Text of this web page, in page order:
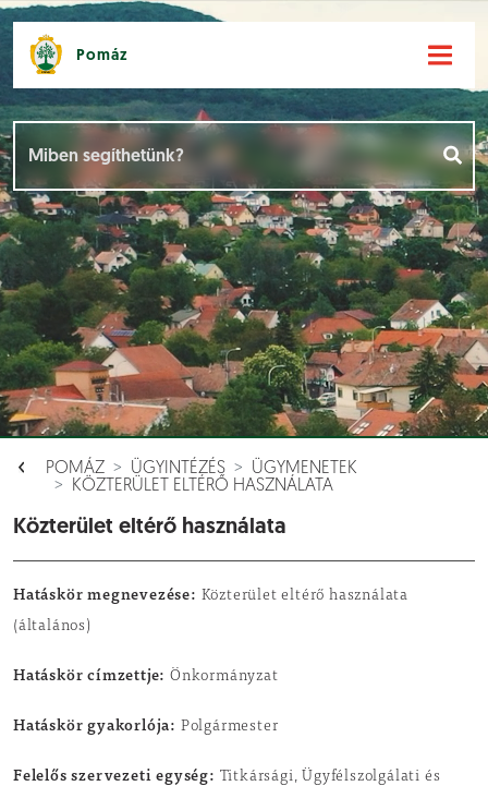
Pomáz
POMÁZ ÜGYINTÉZÉS
ÜGYMENETEK
KÖZTERÜLET ELTÉRŐ HASZNÁLATA
Közterület eltérő használata
Hatáskör megnevezése: Közterület eltérő használata
(általános)
Hatáskör címzettje: Önkormányzat
Hatáskör gyakorlója: Polgármester
Felelős szervezeti egység: Titkársági, Ügyfélszolgálati és
Események []
Dokumentumok [ ]
Aloldalak []